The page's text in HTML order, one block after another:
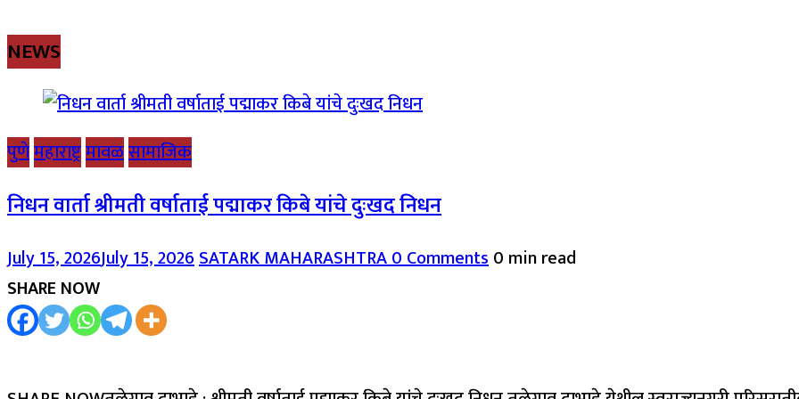
NEWS
पुणेमहाराष्ट्रमावळसामाजिक
निधन वार्ता श्रीमती वर्षाताई पद्माकर किबे यांचे दुःखद निधन
July 15, 2026July 15, 2026SATARK MAHARASHTRA0 Comments0 min read
SHARE NOW